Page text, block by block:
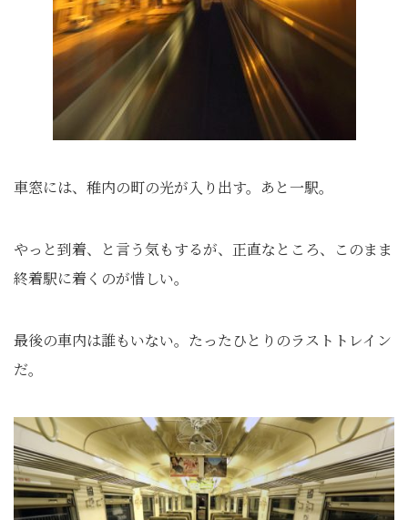
車窓には、稚内の町の光が入り出す。あと一駅。
やっと到着、と言う気もするが、正直なところ、このまま
終着駅に着くのが惜しい。
最後の車内は誰もいない。たったひとりのラストトレイン
だ。